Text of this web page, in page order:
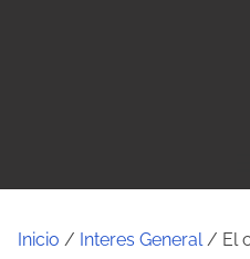
Inicio / Interes General/ El